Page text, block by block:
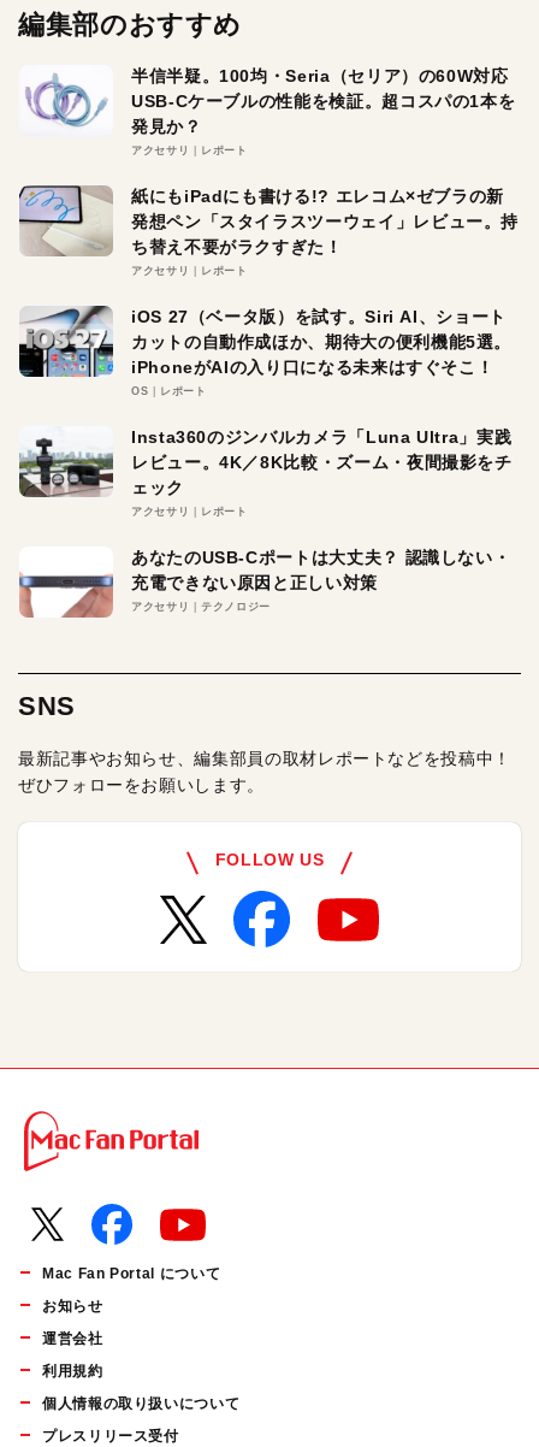
編集部のおすすめ
半信半疑。100均・Seria（セリア）の60W対応
USB-Cケーブルの性能を検証。超コスパの1本を
発見か？
アクセサリ レポート
紙にもiPadにも書ける!? エレコム×ゼブラの新
発想ペン「スタイラスツーウェイ」レビュー。持
ち替え不要がラクすぎた！
アクセサリ レポート
iOS 27（ベータ版）を試す。Siri AI、ショート
カットの自動作成ほか、期待大の便利機能5選。
iPhoneがAIの入り口になる未来はすぐそこ！
OS レポート
Insta360のジンバルカメラ「Luna Ultra」実践
レビュー。4K／8K比較・ズーム・夜間撮影をチ
ェック
アクセサリ レポート
あなたのUSB-Cポートは大丈夫？ 認識しない・
充電できない原因と正しい対策
アクセサリ テクノロジー
SNS
最新記事やお知らせ、編集部員の取材レポートなどを投稿中！
ぜひフォローをお願いします。
FOLLOW US
Mac Fan Portal について
お知らせ
運営会社
利用規約
個人情報の取り扱いについて
プレスリリース受付